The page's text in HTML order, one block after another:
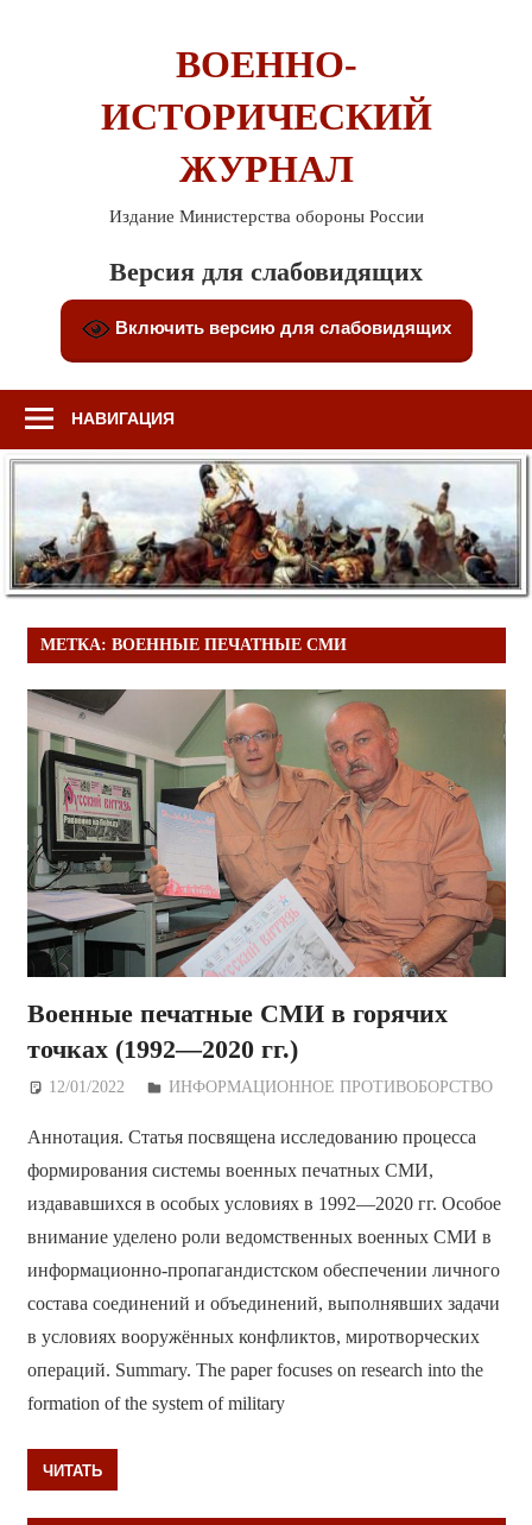
ВОЕННО-
ИСТОРИЧЕСКИЙ
ЖУРНАЛ
Издание Министерства обороны России
Версия для слабовидящих
Включить версию для слабовидящих
НАВИГАЦИЯ
МЕТКА: ВОЕННЫЕ ПЕЧАТНЫЕ СМИ
Военные печатные СМИ в горячих
точках (1992—2020 гг.)
12/01/2022 Дежурный по Редакции
ИНФОРМАЦИОННОЕ ПРОТИВОБОРСТВО
Аннотация. Статья посвящена исследованию процесса
формирования системы военных печатных СМИ,
издававшихся в особых условиях в 1992—2020 гг. Особое
внимание уделено роли ведомственных военных СМИ в
информационно-пропагандистском обеспечении личного
состава соединений и объединений, выполнявших задачи
в условиях вооружённых конфликтов, миротворческих
операций. Summary. The paper focuses on research into the
formation of the system of military
ЧИТАТЬ